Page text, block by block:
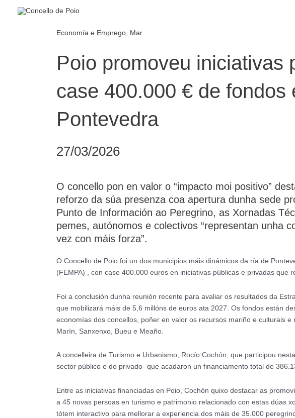
Economía e Emprego, Mar
Poio promoveu iniciativas
case 400.000 € de
Pontevedra
27/03/2026
O concello pon en valor o “impacto moi positivo”
reforzo da súa presenza coa apertura dunha sede
Punto de Información ao Peregrino, as Xornadas
pemes, autónomos e colectivos “representan unha
vez con máis forza”.
O Concello de Poio foi un dos municipios máis dinámicos da ría de
(FEMPA) , con case 400.000 euros en iniciativas públicas e privadas
Foi a conclusión dunha reunión recente para avaliar os resultados da
que mobilizará máis de 5,6 millóns de euros ata 2027. Os fondos están
economías dos concellos, poñer en valor os recursos mariño e culturais
Marín, Sanxenxo, Bueu e Meaño.
A concelleira de Turismo e Urbanismo, Rocío Cochón, que participou
sector público e do privado- que acadaron un financiamento total de
Entre as iniciativas financiadas en Poio, Cochón quixo destacar as
a 45 novas persoas en turismo e patrimonio relacionado con estas dúas
tótem interactivo para mellorar a experiencia dos máis de 35.000